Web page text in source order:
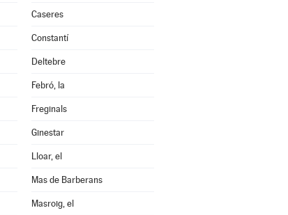
Caseres
Constantí
Deltebre
Febró, la
Freginals
Ginestar
Lloar, el
Mas de Barberans
Masroig, el